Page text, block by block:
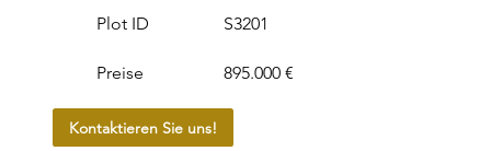
Plot ID
Preise
S3201
895.000 €
Kontaktieren Sie uns!